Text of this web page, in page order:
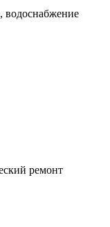
водоснабжение
ремонт